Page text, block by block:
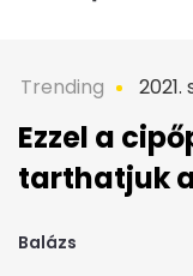
Trending
Ezzel a
tarthatjuk
Balázs